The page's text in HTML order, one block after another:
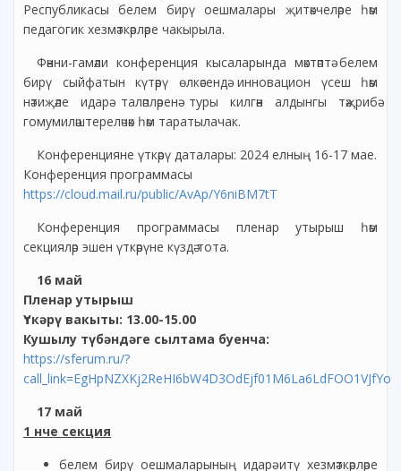
Республикасы белем бирү оешмалары җитәкчеләре һәм
педагогик хезмәткәрләре чакырыла.
Фәнни-гамәли конференция кысаларында мәктәптә белем
бирү сыйфатын күтәрү өлкәсендә инновацион үсеш һәм
нәтиҗәле идарә таләпләренә туры килгән алдынгы тәҗрибә
гомумиләштереләчәк һәм таратылачак.
Конференцияне үткәрү даталары: 2024 елның 16-17 мае.
Конференция программасы
https://cloud.mail.ru/public/AvAp/Y6niBM7tT
Конференция программасы пленар утырыш һәм
секцияләр эшен үткәрүне күздә тота.
16 май
Пленар утырыш
Үткәрү вакыты: 13.00-15.00
Кушылу түбәндәге сылтама буенча:
https://sferum.ru/?
call_link=EgHpNZXKj2ReHI6bW4D3OdEjf01M6La6LdFOO1VJfYo
17 май
1 нче секция
белем бирү оешмаларының идарә итү хезмәткәрләре